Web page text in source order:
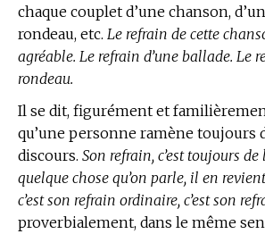
chaque couplet d’une chanson,
rondeau, etc. Le refrain de cette
agréable. Le refrain d’une ballade. Le
rondeau.
Il se dit, figurément et
qu’une personne ramène toujours
discours. Son refrain, c’est toujours de
quelque chose qu’on parle, il en
c’est son refrain ordinaire, c’est son
proverbialement, dans le même